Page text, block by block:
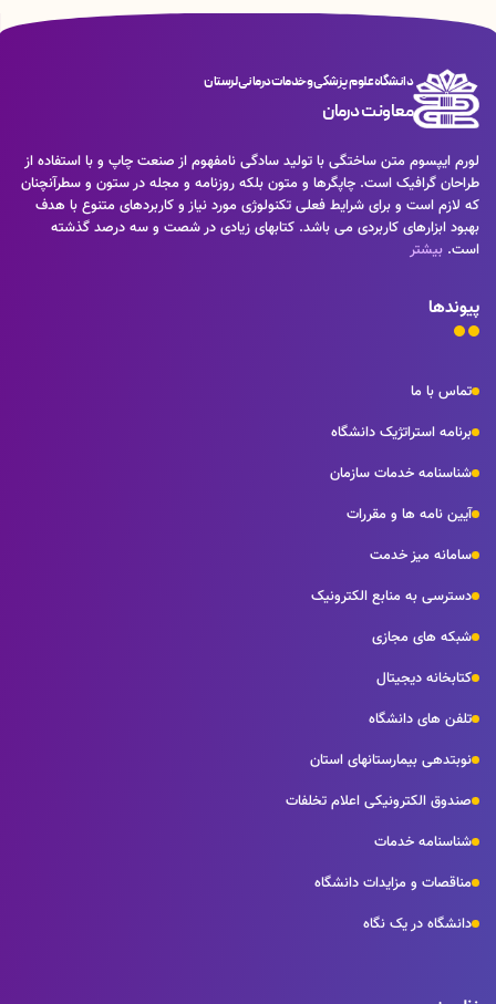
دانشگاه علوم پزشکی و خدمات درمانی لرستان
معاونت درمان
لورم ایپسوم متن ساختگی با تولید سادگی نامفهوم از صنعت چاپ و با استفاده از
طراحان گرافیک است. چاپگرها و متون بلکه روزنامه و مجله در ستون و سطرآنچنان
که لازم است و برای شرایط فعلی تکنولوژی مورد نیاز و کاربردهای متنوع با هدف
بهبود ابزارهای کاربردی می باشد. کتابهای زیادی در شصت و سه درصد گذشته
است. بیشتر
پیوندها
تماس با ما
برنامه استراتژیک دانشگاه
شناسنامه خدمات سازمان
آیین نامه ها و مقررات
سامانه میز خدمت
دسترسی به منابع الکترونیک
شبکه های مجازی
کتابخانه دیجیتال
تلفن های دانشگاه
نوبتدهی بیمارستانهای استان
صندوق الکترونیکی اعلام تخلفات
شناسنامه خدمات
مناقصات و مزایدات دانشگاه
دانشگاه در یک نگاه